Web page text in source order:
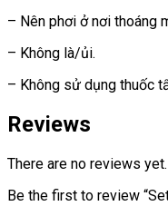
– Nên phơi ở nơi thoáng
– Không là/ủi.
– Không sử dụng thuốc
Reviews
There are no reviews yet.
Be the first to review